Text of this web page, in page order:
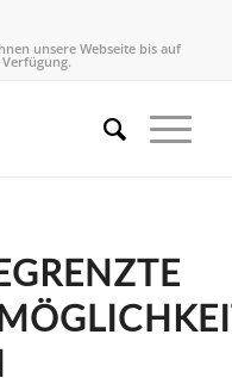
unsere Webseite bis auf